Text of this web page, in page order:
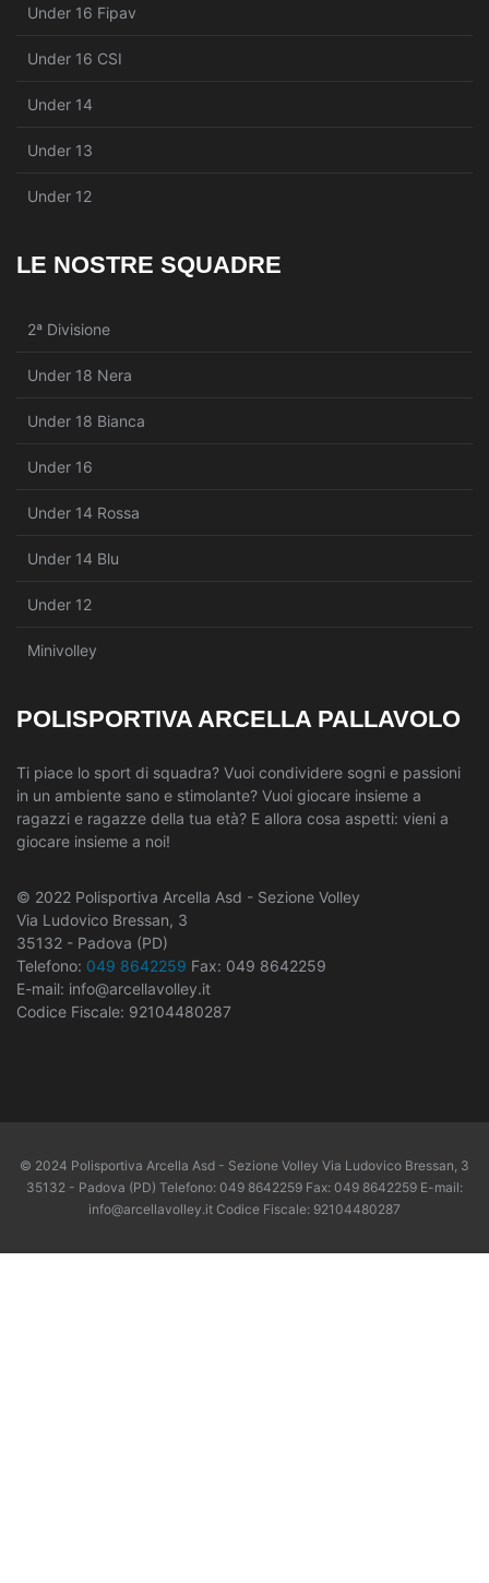
Under 16 Fipav
Under 16 CSI
Under 14
Under 13
Under 12
LE NOSTRE SQUADRE
2ª Divisione
Under 18 Nera
Under 18 Bianca
Under 16
Under 14 Rossa
Under 14 Blu
Under 12
Minivolley
POLISPORTIVA ARCELLA PALLAVOLO
Ti piace lo sport di squadra? Vuoi condividere sogni e passioni
in un ambiente sano e stimolante? Vuoi giocare insieme a
ragazzi e ragazze della tua età? E allora cosa aspetti: vieni a
giocare insieme a noi!
© 2022 Polisportiva Arcella Asd - Sezione Volley
Via Ludovico Bressan, 3
35132 - Padova (PD)
Telefono: 049 8642259 Fax: 049 8642259
E-mail: info@arcellavolley.it
Codice Fiscale: 92104480287
© 2024 Polisportiva Arcella Asd - Sezione Volley Via Ludovico Bressan, 3
35132 - Padova (PD) Telefono: 049 8642259 Fax: 049 8642259 E-mail:
info@arcellavolley.it Codice Fiscale: 92104480287